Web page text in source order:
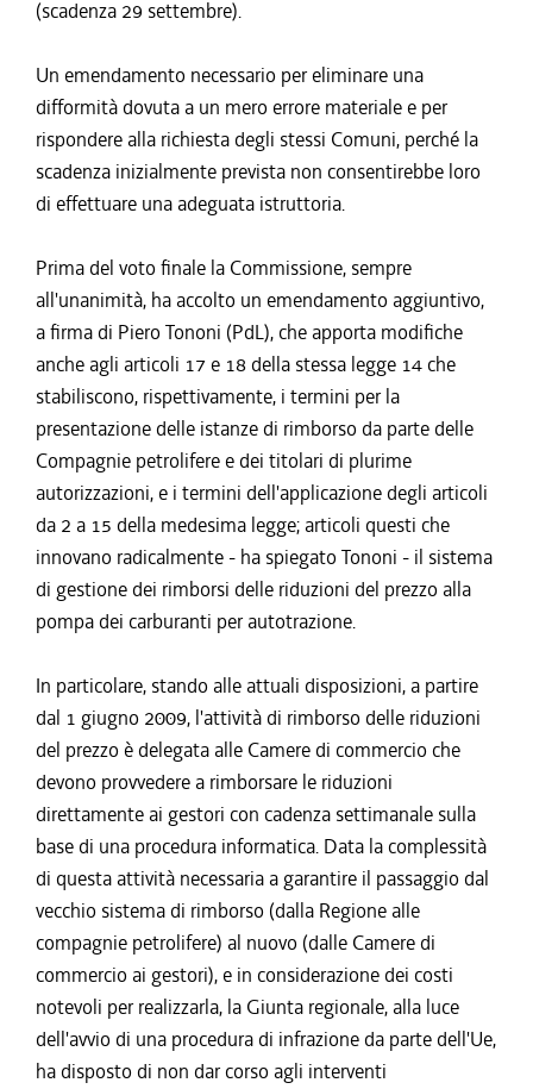
(scadenza 29 settembre).
Un emendamento necessario per eliminare una
difformità dovuta a un mero errore materiale e per
rispondere alla richiesta degli stessi Comuni, perché la
scadenza inizialmente prevista non consentirebbe loro
di effettuare una adeguata istruttoria.
Prima del voto finale la Commissione, sempre
all'unanimità, ha accolto un emendamento aggiuntivo,
a firma di Piero Tononi (PdL), che apporta modifiche
anche agli articoli 17 e 18 della stessa legge 14 che
stabiliscono, rispettivamente, i termini per la
presentazione delle istanze di rimborso da parte delle
Compagnie petrolifere e dei titolari di plurime
autorizzazioni, e i termini dell'applicazione degli articoli
da 2 a 15 della medesima legge; articoli questi che
innovano radicalmente - ha spiegato Tononi - il sistema
di gestione dei rimborsi delle riduzioni del prezzo alla
pompa dei carburanti per autotrazione.
In particolare, stando alle attuali disposizioni, a partire
dal 1 giugno 2009, l'attività di rimborso delle riduzioni
del prezzo è delegata alle Camere di commercio che
devono provvedere a rimborsare le riduzioni
direttamente ai gestori con cadenza settimanale sulla
base di una procedura informatica. Data la complessità
di questa attività necessaria a garantire il passaggio dal
vecchio sistema di rimborso (dalla Regione alle
compagnie petrolifere) al nuovo (dalle Camere di
commercio ai gestori), e in considerazione dei costi
notevoli per realizzarla, la Giunta regionale, alla luce
dell'avvio di una procedura di infrazione da parte dell'Ue,
ha disposto di non dar corso agli interventi